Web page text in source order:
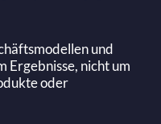
und
Ergebnisse, nicht um
oder